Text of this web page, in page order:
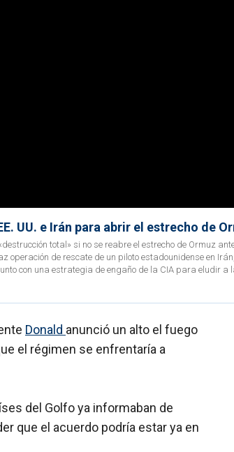
UU. e Irán para abrir el estrecho de
total» si no se reabre el estrecho de Ormuz
operación de rescate de un piloto estadounidense en
con una estrategia de engaño de la CIA para eludir a
Donald anunció un alto el fuego
el régimen se enfrentaría a
del Golfo ya informaban de
que el acuerdo podría estar ya en